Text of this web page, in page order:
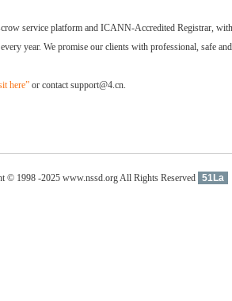
service platform and ICANN-Accredited Registrar,
year. We promise our clients with professional, safe
here” or contact support@4.cn.
© 1998 -2025 www.nssd.org All Rights Reserved 51La